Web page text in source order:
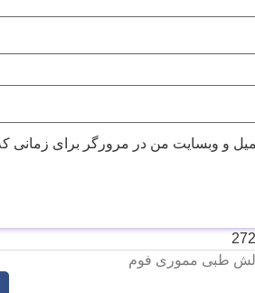
و وبسایت من در مرورگر برای زمانی
طبی مموری فوم